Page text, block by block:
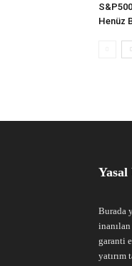
Henüz
Yasal
Burada
garanti
yatırım